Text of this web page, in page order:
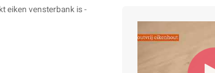
eiken vensterbank is -